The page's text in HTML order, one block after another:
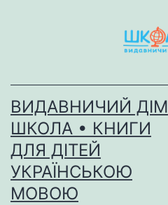
ВИДАВНИЧИЙ ДІМ
ШКОЛА • КНИГИ
ДЛЯ ДІТЕЙ
УКРАЇНСЬКОЮ
МОВОЮ